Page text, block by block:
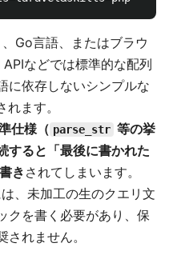
Go言語、またはブラウ
APIなどでは標準的な配列
に依存しないシンプルな
ます。
仕様（ parse_str 等の挙
すると「最後に書かれた
き されてしまいます。
、未加工の生のクエリ文
クを書く必要があり、保
れません。